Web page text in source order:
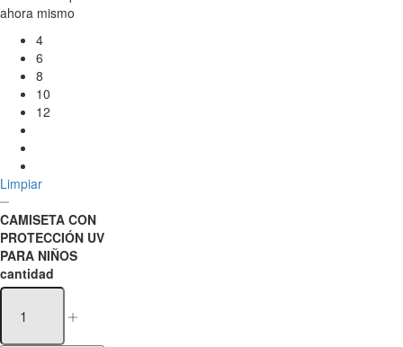
ahora mismo
4
6
8
10
12
Limpiar
CAMISETA CON
PROTECCIÓN UV
PARA NIÑOS
cantidad